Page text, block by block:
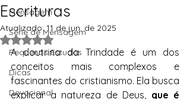
Mensagem
Série de Mensagem
Pequenos Estudos
Dicas
Devocional
Escrituras
Atualizado:11 de jun. de 2025
Avaliado com NaN de 5 estrelas.
A doutrina da Trindade é um dos
conceitos mais complexos e
fascinantes do cristianismo. Ela busca
explicar a natureza de Deus, que é